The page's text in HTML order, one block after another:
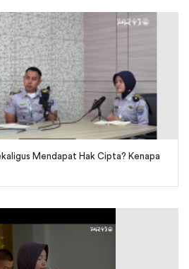
Mendapat Hak Cipta? Kenapa